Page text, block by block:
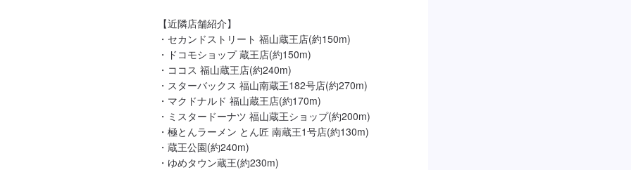
【近隣店舗紹介】
・セカンドストリート 福山蔵王店(約150m)
・ドコモショップ 蔵王店(約150m)
・ココス 福山蔵王店(約240m)
・スターバックス 福山南蔵王182号店(約270m)
・マクドナルド 福山蔵王店(約170m)
・ミスタードーナツ 福山蔵王ショップ(約200m)
・極とんラーメン とん匠 南蔵王1号店(約130m)
・蔵王公園(約240m)
・ゆめタウン蔵王(約230m)